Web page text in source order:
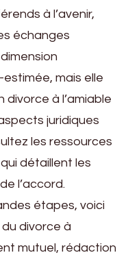
à l’avenir,
échanges
mais elle
à l’amiable
juridiques
les ressources
détaillent les
l’accord.
étapes, voici
divorce à
mutuel, rédaction